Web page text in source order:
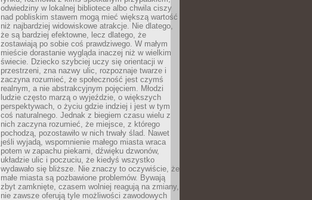
odwiedziny w lokalnej bibliotece albo chwila ciszy
nad pobliskim stawem mogą mieć większą wartość
niż najbardziej widowiskowe atrakcje. Nie dlatego,
że są bardziej efektowne, lecz dlatego, że
zostawiają po sobie coś prawdziwego. W małym
mieście dorastanie wygląda inaczej niż w wielkim
świecie. Dziecko szybciej uczy się orientacji w
przestrzeni, zna nazwy ulic, rozpoznaje twarze i
zaczyna rozumieć, że społeczność jest czymś
realnym, a nie abstrakcyjnym pojęciem. Młodzi
ludzie często marzą o wyjeździe, o większych
perspektywach, o życiu gdzie indziej i jest w tym
coś naturalnego. Jednak z biegiem czasu wielu z
nich zaczyna rozumieć, że miejsce, z którego
pochodzą, pozostawiło w nich trwały ślad. Nawet
jeśli wyjadą, wspomnienie małego miasta wraca
potem w zapachu piekarni, dźwięku dzwonów,
układzie ulic i poczuciu, że kiedyś wszystko
wydawało się bliższe. Nie znaczy to oczywiście, że
małe miasta są pozbawione problemów. Bywają
zbyt zamknięte, czasem wolniej reagują na zmiany,
nie zawsze oferują tyle możliwości zawodowych